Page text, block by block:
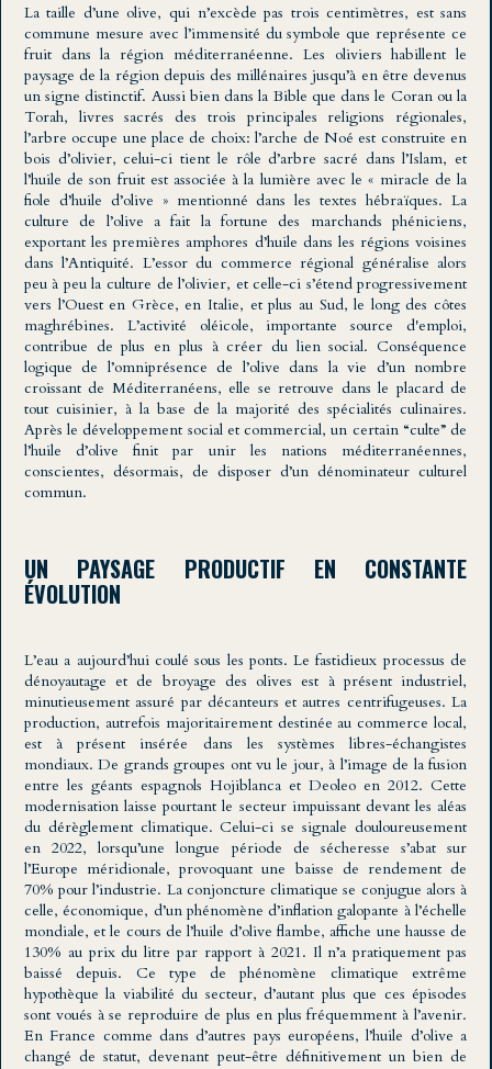
La taille d’une olive, qui n’excède pas trois centimètres, est sans
commune mesure avec l’immensité du symbole que représente ce
fruit dans la région méditerranéenne. Les oliviers habillent le
paysage de la région depuis des millénaires jusqu’à en être devenus
un signe distinctif. Aussi bien dans la Bible que dans le Coran ou la
Torah, livres sacrés des trois principales religions régionales,
l’arbre occupe une place de choix: l’arche de Noé est construite en
bois d’olivier, celui-ci tient le rôle d’arbre sacré dans l’Islam, et
l’huile de son fruit est associée à la lumière avec le « miracle de la
fiole d’huile d’olive » mentionné dans les textes hébraïques. La
culture de l’olive a fait la fortune des marchands phéniciens,
exportant les premières amphores d’huile dans les régions voisines
dans l’Antiquité. L’essor du commerce régional généralise alors
peu à peu la culture de l’olivier, et celle-ci s’étend progressivement
vers l’Ouest en Grèce, en Italie, et plus au Sud, le long des côtes
maghrébines. L’activité oléicole, importante source d'emploi,
contribue de plus en plus à créer du lien social. Conséquence
logique de l’omniprésence de l’olive dans la vie d’un nombre
croissant de Méditerranéens, elle se retrouve dans le placard de
tout cuisinier, à la base de la majorité des spécialités culinaires.
Après le développement social et commercial, un certain “culte” de
l’huile d’olive finit par unir les nations méditerranéennes,
conscientes, désormais, de disposer d’un dénominateur culturel
commun.
UN PAYSAGE PRODUCTIF EN CONSTANTE
ÉVOLUTION
L’eau a aujourd’hui coulé sous les ponts. Le fastidieux processus de
dénoyautage et de broyage des olives est à présent industriel,
minutieusement assuré par décanteurs et autres centrifugeuses. La
production, autrefois majoritairement destinée au commerce local,
est à présent insérée dans les systèmes libres-échangistes
mondiaux. De grands groupes ont vu le jour, à l’image de la fusion
entre les géants espagnols Hojiblanca et Deoleo en 2012. Cette
modernisation laisse pourtant le secteur impuissant devant les aléas
du dérèglement climatique. Celui-ci se signale douloureusement
en 2022, lorsqu’une longue période de sécheresse s’abat sur
l’Europe méridionale, provoquant une baisse de rendement de
70% pour l’industrie. La conjoncture climatique se conjugue alors à
celle, économique, d’un phénomène d’inflation galopante à l’échelle
mondiale, et le cours de l’huile d’olive flambe, affiche une hausse de
130% au prix du litre par rapport à 2021. Il n’a pratiquement pas
baissé depuis. Ce type de phénomène climatique extrême
hypothèque la viabilité du secteur, d’autant plus que ces épisodes
sont voués à se reproduire de plus en plus fréquemment à l’avenir.
En France comme dans d’autres pays européens, l’huile d’olive a
changé de statut, devenant peut-être définitivement un bien de